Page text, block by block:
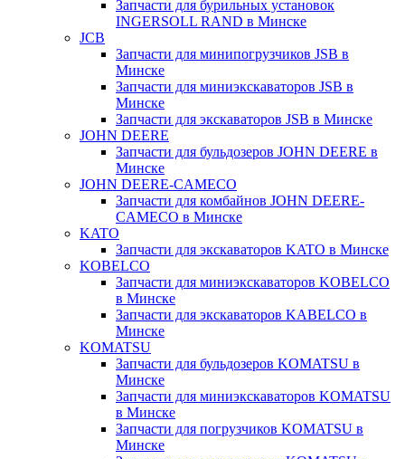
Запчасти для бурильных установок
INGERSOLL RAND в Минске
JCB
Запчасти для минипогрузчиков JSB в
Минске
Запчасти для миниэкскаваторов JSB в
Минске
Запчасти для экскаваторов JSB в Минске
JOHN DEERE
Запчасти для бульдозеров JOHN DEERE в
Минске
JOHN DEERE-CAMECO
Запчасти для комбайнов JOHN DEERE-
CAMECO в Минске
KATO
Запчасти для экскаваторов KATO в Минске
KOBELCO
Запчасти для миниэкскаваторов KOBELCO
в Минске
Запчасти для экскаваторов KABELCO в
Минске
KOMATSU
Запчасти для бульдозеров KOMATSU в
Минске
Запчасти для миниэкскаваторов KOMATSU
в Минске
Запчасти для погрузчиков KOMATSU в
Минске